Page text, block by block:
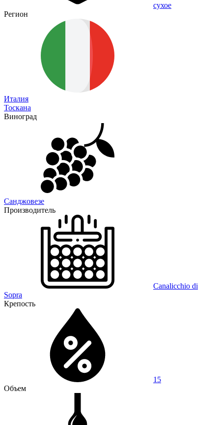
сухое
Регион
Италия
Тоскана
Виноград
Санджовезе
Производитель
Canalicchio di
Sopra
Крепость
15
Объем